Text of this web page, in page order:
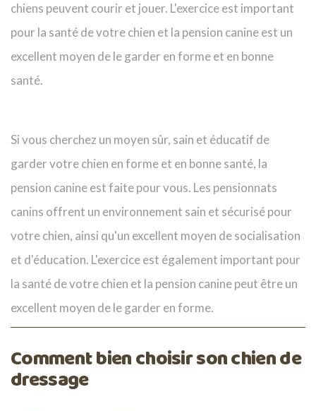
chiens peuvent courir et jouer. L'exercice est important
pour la santé de votre chien et la pension canine est un
excellent moyen de le garder en forme et en bonne
santé.
Si vous cherchez un moyen sûr, sain et éducatif de
garder votre chien en forme et en bonne santé, la
pension canine est faite pour vous. Les pensionnats
canins offrent un environnement sain et sécurisé pour
votre chien, ainsi qu'un excellent moyen de socialisation
et d'éducation. L'exercice est également important pour
la santé de votre chien et la pension canine peut être un
excellent moyen de le garder en forme.
Comment bien choisir son chien de
dressage